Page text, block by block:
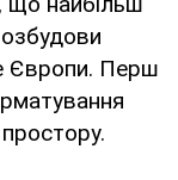
Європи. Перш